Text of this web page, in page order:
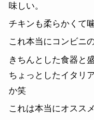
味しい。
チキンも柔らかくて
これ本当にコンビニ
きちんとした食器と
ちょっとしたイタリ
か笑
これは本当にオスス